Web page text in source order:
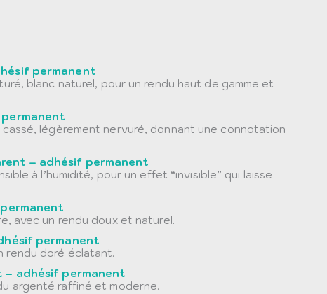
permanent
blanc naturel, pour un rendu haut de gamme et
légèrement nervuré, donnant une connotation
– adhésif permanent
à l’humidité, pour un effet “invisible” qui laisse
avec un rendu doux et naturel.
permanent
rendu doré éclatant.
– adhésif permanent
argenté raffiné et moderne.